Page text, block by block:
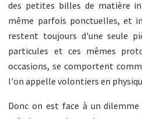
des petites billes de matière
même parfois ponctuelles, et
restent toujours d'une seule
particules et ces mêmes
occasions, se comportent
l'on appelle volontiers en
Donc on est face à un